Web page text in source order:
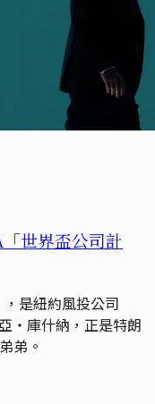
世界盃公司計
是紐約風投公司
・庫什納，正是特朗
弟。